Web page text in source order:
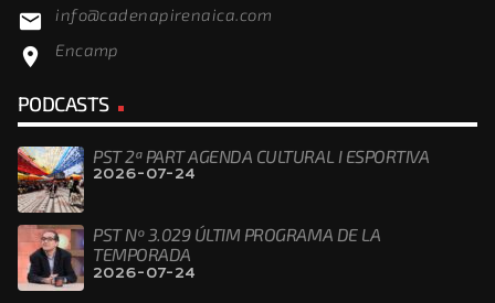
email info@cadenapirenaica.com
location_on Encamp
PODCASTS
PST 2ª PART AGENDA CULTURAL I ESPORTIVA
2026-07-24
PST Nº 3.029 ÚLTIM PROGRAMA DE LA
TEMPORADA
2026-07-24